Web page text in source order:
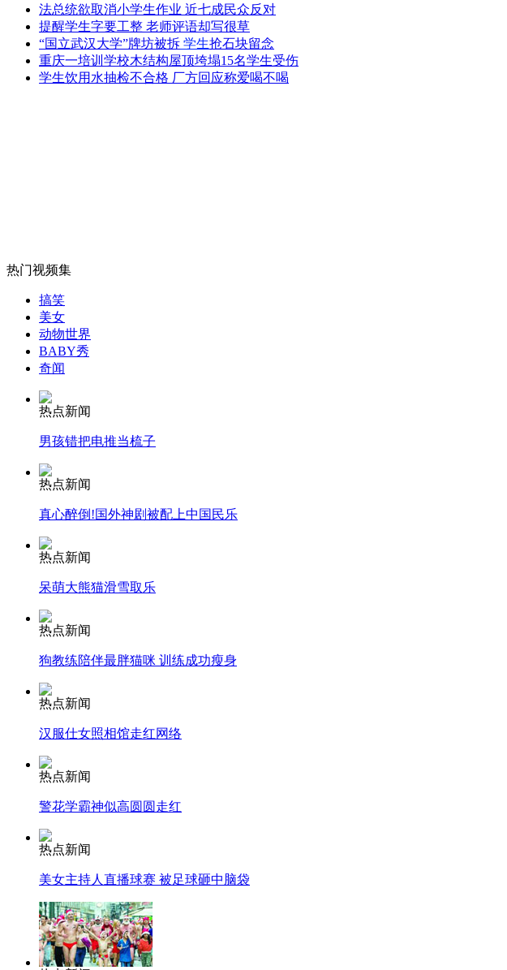
女孩北京地铁殴打老人 痛下狠手拳打脚踢
无痛分娩是否安全 医生回应
安徽一实载49人客车翻车
走！跟着总书记去植树
消防员救轻生者
纽约上演“枕头大战”
司机酒驾遇交警 急速倒车逃窜
法总统欲取消小学生作业 近七成民众反对
提醒学生字要工整 老师评语却写很草
“国立武汉大学”牌坊被拆 学生抢石块留念
重庆一培训学校木结构屋顶垮塌15名学生受伤
学生饮用水抽检不合格 厂方回应称爱喝不喝
热门视频集
搞笑
美女
动物世界
BABY秀
奇闻
热点新闻
男孩错把电推当梳子
热点新闻
真心醉倒!国外神剧被配上中国民乐
热点新闻
呆萌大熊猫滑雪取乐
热点新闻
狗教练陪伴最胖猫咪 训练成功瘦身
热点新闻
汉服仕女照相馆走红网络
热点新闻
警花学霸神似高圆圆走红
热点新闻
美女主持人直播球赛 被足球砸中脑袋